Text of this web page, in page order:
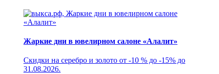
Жаркие дни в ювелирном салоне «Алалит»
Скидки на серебро и золото от -10 % до -15% до
31.08.2026.